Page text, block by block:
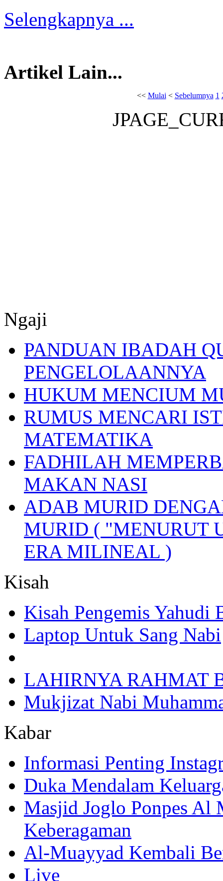
Selengkapnya ...
Artikel Lain...
<< Mulai < Sebelumnya 1
Ngaji
PANDUAN IBADAH
PENGELOLAANNYA
HUKUM MENCIUM
RUMUS MENCARI
MATEMATIKA
FADHILAH
MAKAN NASI
ADAB MURID
MURID ( "MENURUT
ERA MILINEAL )
Kisah
Kisah Pengemis Yahudi
Laptop Untuk Sang Nabi
LAHIRNYA RAHMAT
Mukjizat Nabi
Kabar
Informasi Penting
Duka Mendalam
Masjid Joglo Ponpes Al
Keberagaman
Al-Muayyad Kembali
Live